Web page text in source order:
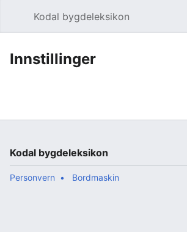
Kodal bygdeleksikon
Innstillinger
Kodal bygdeleksikon
Personvern Bordmaskin